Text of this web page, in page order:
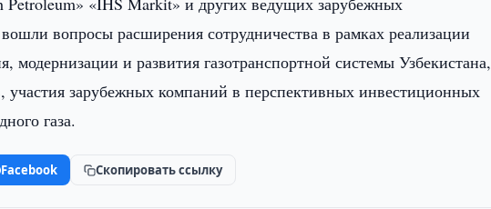
вопросы расширения сотрудничества в рамках реализации
модернизации и развития газотранспортной системы Узбекистана,
участия зарубежных компаний в перспективных инвестиционных
газа.
Facebook Скопировать ссылку